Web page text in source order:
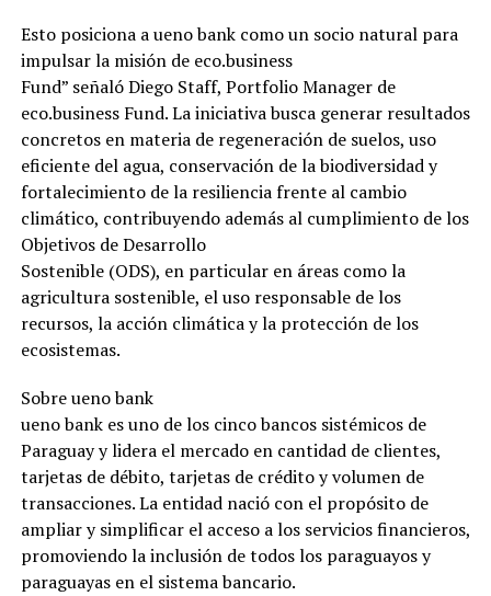
Esto posiciona a ueno bank como un socio natural para
impulsar la misión de eco.business
Fund” señaló Diego Staff, Portfolio Manager de
eco.business Fund. La iniciativa busca generar resultados
concretos en materia de regeneración de suelos, uso
eficiente del agua, conservación de la biodiversidad y
fortalecimiento de la resiliencia frente al cambio
climático, contribuyendo además al cumplimiento de los
Objetivos de Desarrollo
Sostenible (ODS), en particular en áreas como la
agricultura sostenible, el uso responsable de los
recursos, la acción climática y la protección de los
ecosistemas.
Sobre ueno bank
ueno bank es uno de los cinco bancos sistémicos de
Paraguay y lidera el mercado en cantidad de clientes,
tarjetas de débito, tarjetas de crédito y volumen de
transacciones. La entidad nació con el propósito de
ampliar y simplificar el acceso a los servicios financieros,
promoviendo la inclusión de todos los paraguayos y
paraguayas en el sistema bancario.